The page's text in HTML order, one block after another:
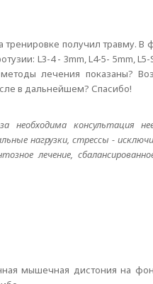
получил травму. В
L3-4 - 3mm, L4-5- 5mm,
лечения показаны?
в дальнейшем? Спасибо!
необходима консультация
нагрузки, стрессы -
лечение,
мышечная дистония на